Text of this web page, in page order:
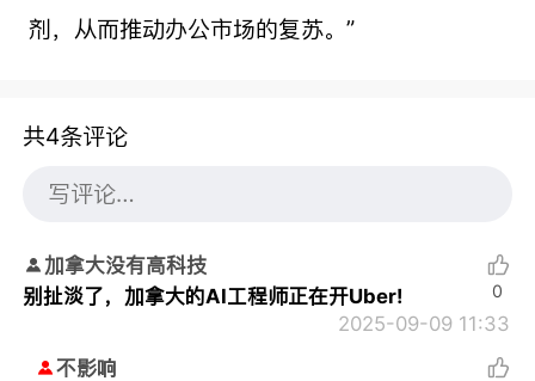
剂，从而推动办公市场的复苏。”
共4条评论
加拿大没有高科技
别扯淡了，加拿大的AI工程师正在开Uber!
2025-09-09 11:33
0
不影响